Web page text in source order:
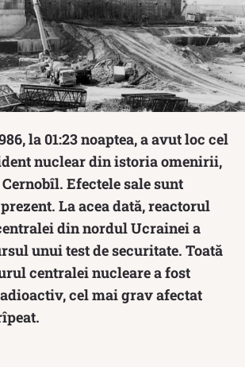
la 01:23 noaptea, a avut loc cel
nuclear din istoria omenirii,
Efectele sale sunt
La acea dată, reactorul
din nordul Ucrainei a
unui test de securitate. Toată
centralei nucleare a fost
cel mai grav afectat